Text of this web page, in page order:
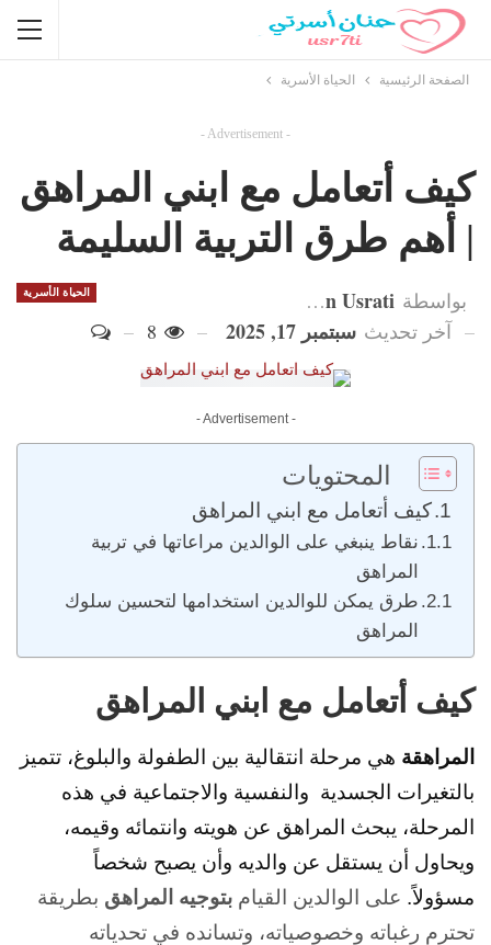
الصفحة الرئيسية الحياة الأسرية
- Advertisement -
كيف أتعامل مع ابني المراهق
| أهم طرق التربية السليمة
الحياة الأسرية بواسطة Hanan Usrati
آخر تحديث سبتمبر 17, 2025
- Advertisement -
المحتويات
كيف أتعامل مع ابني المراهق
نقاط ينبغي على الوالدين مراعاتها في تربية
المراهق
طرق يمكن للوالدين استخدامها لتحسين سلوك
المراهق
كيف أتعامل مع ابني المراهق
المراهقة هي مرحلة انتقالية بين الطفولة والبلوغ، تتميز
بالتغيرات الجسدية والنفسية والاجتماعية في هذه
المرحلة، يبحث المراهق عن هويته وانتمائه وقيمه،
ويحاول أن يستقل عن والديه وأن يصبح شخصاً
مسؤولاً. على الوالدين القيام بتوجيه المراهق بطريقة
تحترم رغباته وخصوصياته، وتسانده في تحدياته